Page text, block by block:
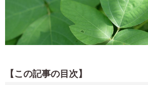
【この記事の目次】